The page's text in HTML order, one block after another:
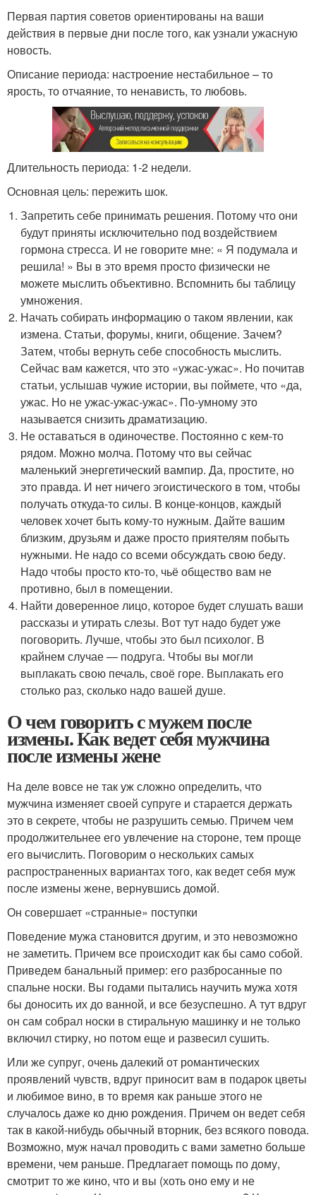
Первая партия советов ориентированы на ваши
действия в первые дни после того, как узнали ужасную
новость.
Описание периода: настроение нестабильное – то
ярость, то отчаяние, то ненависть, то любовь.
Длительность периода: 1-2 недели.
Основная цель: пережить шок.
Запретить себе принимать решения. Потому что они
будут приняты исключительно под воздействием
гормона стресса. И не говорите мне: « Я подумала и
решила! » Вы в это время просто физически не
можете мыслить объективно. Вспомнить бы таблицу
умножения.
Начать собирать информацию о таком явлении, как
измена. Статьи, форумы, книги, общение. Зачем?
Затем, чтобы вернуть себе способность мыслить.
Сейчас вам кажется, что это «ужас-ужас». Но почитав
статьи, услышав чужие истории, вы поймете, что «да,
ужас. Но не ужас-ужас-ужас». По-умному это
называется снизить драматизацию.
Не оставаться в одиночестве. Постоянно с кем-то
рядом. Можно молча. Потому что вы сейчас
маленький энергетический вампир. Да, простите, но
это правда. И нет ничего эгоистического в том, чтобы
получать откуда-то силы. В конце-концов, каждый
человек хочет быть кому-то нужным. Дайте вашим
близким, друзьям и даже просто приятелям побыть
нужными. Не надо со всеми обсуждать свою беду.
Надо чтобы просто кто-то, чьё общество вам не
противно, был в помещении.
Найти доверенное лицо, которое будет слушать ваши
рассказы и утирать слезы. Вот тут надо будет уже
поговорить. Лучше, чтобы это был психолог. В
крайнем случае — подруга. Чтобы вы могли
выплакать свою печаль, своё горе. Выплакать его
столько раз, сколько надо вашей душе.
О чем говорить с мужем после
измены. Как ведет себя мужчина
после измены жене
На деле вовсе не так уж сложно определить, что
мужчина изменяет своей супруге и старается держать
это в секрете, чтобы не разрушить семью. Причем чем
продолжительнее его увлечение на стороне, тем проще
его вычислить. Поговорим о нескольких самых
распространенных вариантах того, как ведет себя муж
после измены жене, вернувшись домой.
Он совершает «странные» поступки
Поведение мужа становится другим, и это невозможно
не заметить. Причем все происходит как бы само собой.
Приведем банальный пример: его разбросанные по
спальне носки. Вы годами пытались научить мужа хотя
бы доносить их до ванной, и все безуспешно. А тут вдруг
он сам собрал носки в стиральную машинку и не только
включил стирку, но потом еще и развесил сушить.
Или же супруг, очень далекий от романтических
проявлений чувств, вдруг приносит вам в подарок цветы
и любимое вино, в то время как раньше этого не
случалось даже ко дню рождения. Причем он ведет себя
так в какой-нибудь обычный вторник, без всякого повода.
Возможно, муж начал проводить с вами заметно больше
времени, чем раньше. Предлагает помощь по дому,
смотрит то же кино, что и вы (хоть оно ему и не